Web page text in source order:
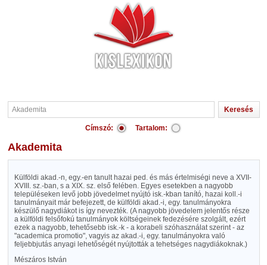
Címszó: Tartalom:
Akademita
Külföldi akad.-n, egy.-en tanult hazai ped. és más értelmiségi neve a XVII-
XVIII. sz.-ban, s a XIX. sz. első felében. Egyes esetekben a nagyobb
településeken levő jobb jövedelmet nyújtó isk.-kban tanító, hazai koll.-i
tanulmányait már befejezett, de külföldi akad.-i, egy. tanulmányokra
készülő nagydiákot is így nevezték. (A nagyobb jövedelem jelentős része
a külföldi felsőfokú tanulmányok költségeinek fedezésére szolgált, ezért
ezek a nagyobb, tehetősebb isk.-k - a korabeli szóhasználat szerint - az
"academica promotio", vagyis az akad.-i, egy. tanulmányokra való
feljebbjutás anyagi lehetőségét nyújtották a tehetséges nagydiákoknak.)
Mészáros István